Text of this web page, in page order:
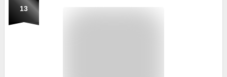
13